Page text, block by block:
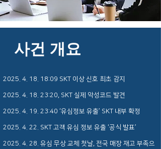
사건 개요
2025. 4. 18. 18:09 SKT 이상 신호 최초 감지
2025. 4. 18. 23:20, SKT 실제 악성코드 발견
2025. 4. 19. 23:40 ‘유심정보 유출’ SKT 내부 확정
2025. 4. 22 . SKT 고객 유심 정보 유출 ‘공식 발표’
2025. 4. 28 . 유심 무상 교체 첫날, 전국 매장 재고 부족으